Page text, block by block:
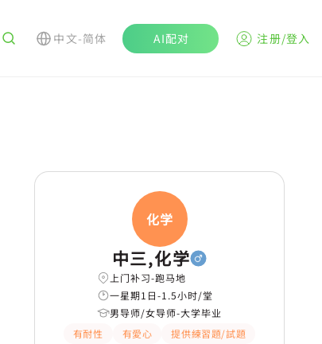
中文-简体 AI配对 注册/登入
化学
中三,化学
上门补习-跑马地
一星期1日-1.5小时/堂
男导师/女导师-大学毕业
有耐性
有愛心 提供練習題/試題